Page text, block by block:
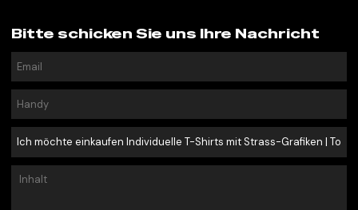
Bitte schicken Sie uns Ihre Nachricht